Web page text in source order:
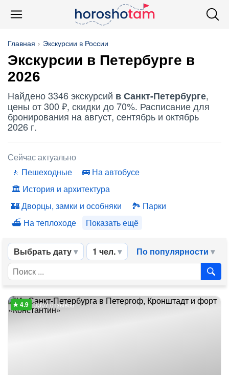
Главная Экскурсии в России
Экскурсии в Петербурге в
2026
Найдено 3346 экскурсий в Санкт-Петербурге,
цены от 300 ₽, скидки до 70%. Расписание для
бронирования на август, сентябрь и октябрь
2026 г.
Сейчас актуально
Пешеходные
На автобусе
История и архитектура
Дворцы, замки и особняки
Парки
На теплоходе
Показать ещё
Выбрать дату 1 чел. По популярности
3307 отзывов